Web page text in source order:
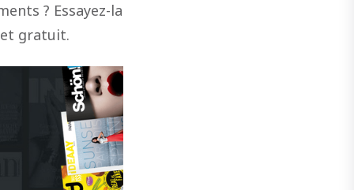
? Essayez-la
et gratuit.